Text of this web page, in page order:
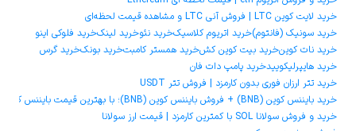
خرید لایت کوین LTC | فروش آنی LTC و مشاهده قیمت لحظه‌ای
خرید سونیک (فانتوم)خرید اتریوم کلاسیکخرید نئوخرید لینکخرید فلوکی اینو
خرید نات کوینخرید بیت کوین کشخرید همستر کامبتخرید بونکخرید گرس
خرید هایپرلیکوییدخرید پامپ دات فان
خرید تتر ارزان فوری بدون کارمزد | فروش تتر USDT
خرید بایننس کوین (BNB) + فروش بایننس کوین (BNB)؛ با بهترین قیمت بایننس کوین و کمترین کارمزد
خرید و فروش سولانا SOL با کمترین کارمزد | قیمت ارز سولانا